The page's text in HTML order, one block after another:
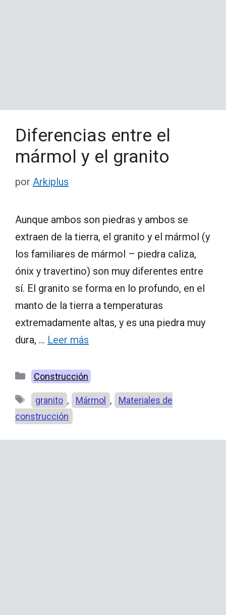
Diferencias entre el
mármol y el granito
por Arkiplus
Aunque ambos son piedras y ambos se
extraen de la tierra, el granito y el mármol (y
los familiares de mármol – piedra caliza,
ónix y travertino) son muy diferentes entre
sí. El granito se forma en lo profundo, en el
manto de la tierra a temperaturas
extremadamente altas, y es una piedra muy
dura, … Leer más
Categorías
Construcción
Etiquetas
granito , Mármol ,
Materiales de
construcción